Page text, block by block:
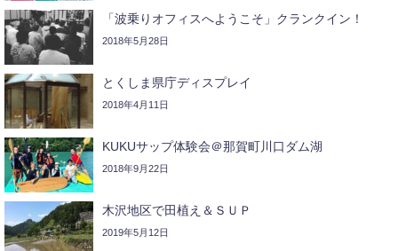
「波乗りオフィスへようこそ」クランクイン！
2018年5月28日
とくしま県庁ディスプレイ
2018年4月11日
KUKUサップ体験会＠那賀町川口ダム湖
2018年9月22日
木沢地区で田植え＆ＳＵＰ
2019年5月12日